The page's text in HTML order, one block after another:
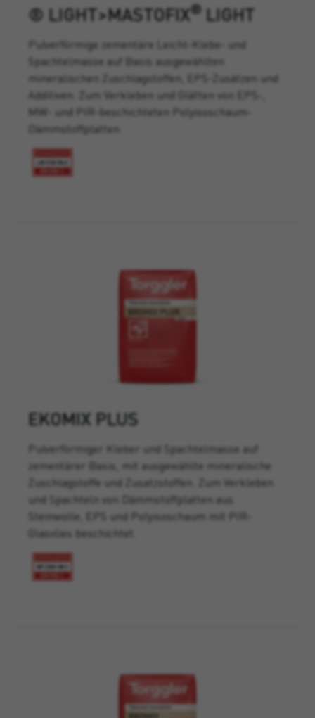
® LIGHT>MASTOFIX® LIGHT
Pulverförmige zementäre Leicht-Klebe- und
Spachtelmasse auf Basis ausgewählten
mineralischen Zuschlagstoffen, EPS-Zusätzen und
Additiven. Zum Verkleben und Glätten von EPS-,
MW- und PIR-beschichteten Polyisoschaum-
Dämmstoffplatten.
EKOMIX PLUS
Pulverförmiger Kleber und Spachtelmasse auf
zementärer Basis, mit ausgewählte mineralische
Zuschlagstoffe und Zusatzstoffen. Zum Verkleben
und Spachteln von Dämmstoffplatten aus
Steinwolle, EPS und Polyisoschaum mit PIR-
Glasvlies beschichtet.